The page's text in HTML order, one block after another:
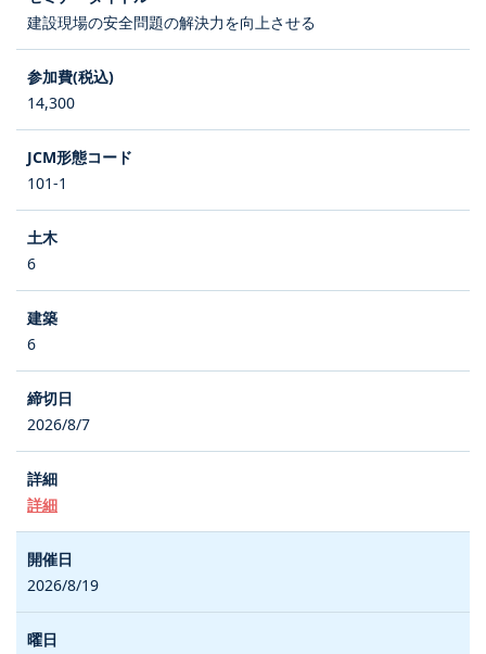
建設現場の安全問題の解決力を向上させる
14,300
101-1
6
6
2026/8/7
詳細
2026/8/19